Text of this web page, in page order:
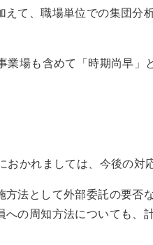
て、職場単位での集団分
場も含めて「時期尚早」
かれましては、今後の対
法として外部委託の要否
の周知方法についても、